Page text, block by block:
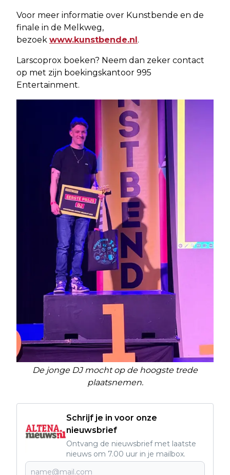
Voor meer informatie over Kunstbende en de
finale in de Melkweg,
bezoek www.kunstbende.nl.
Larscoprox boeken? Neem dan zeker contact
op met zijn boekingskantoor 995
Entertainment.
De jonge DJ mocht op de hoogste trede
plaatsnemen.
Schrijf je in voor onze
nieuwsbrief
Ontvang de nieuwsbrief met laatste
nieuws om 7.00 uur in je mailbox.